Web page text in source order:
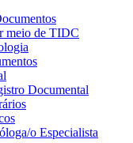
meio de TIDC
Documental
o Especialista